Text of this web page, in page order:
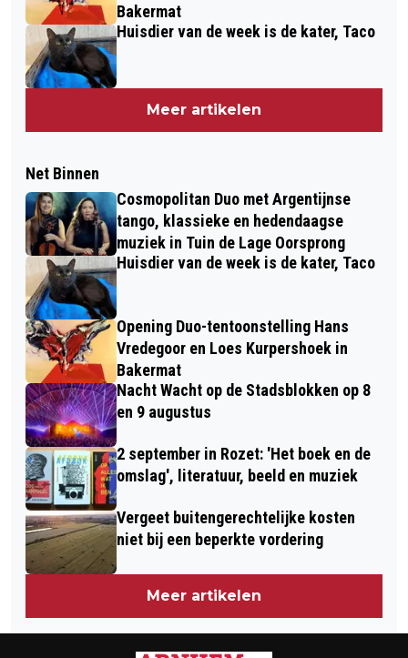
Bakermat
Huisdier van de week is de kater, Taco
Meer artikelen
Net Binnen
Cosmopolitan Duo met Argentijnse
tango, klassieke en hedendaagse
muziek in Tuin de Lage Oorsprong
Huisdier van de week is de kater, Taco
Opening Duo-tentoonstelling Hans
Vredegoor en Loes Kurpershoek in
Bakermat
Nacht Wacht op de Stadsblokken op 8
en 9 augustus
2 september in Rozet: 'Het boek en de
omslag', literatuur, beeld en muziek
Vergeet buitengerechtelijke kosten
niet bij een beperkte vordering
Meer artikelen